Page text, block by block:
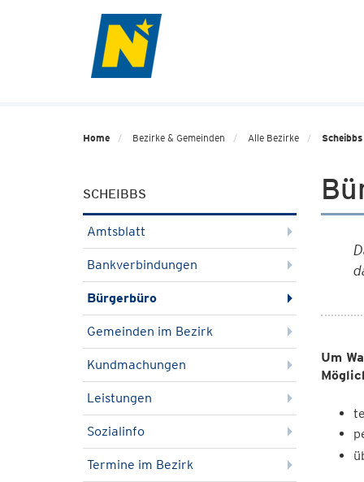
Home Bezirke & Gemeinden Alle Bezirke Scheibbs
SCHEIBBS
Amtsblatt
Bankverbindungen
Bürgerbüro
Gemeinden im Bezirk
Kundmachungen
Leistungen
Sozialinfo
Termine im Bezirk
Um